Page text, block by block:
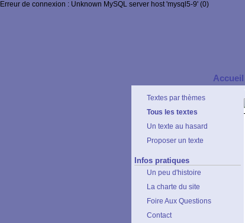
Erreur de connexion : Unknown MySQL server host 'mysql5-9' (0)
Accueil
Textes par thèmes
Tous les textes
Un texte au hasard
Proposer un texte
Infos pratiques
Un peu d'histoire
La charte du site
Foire Aux Questions
Contact